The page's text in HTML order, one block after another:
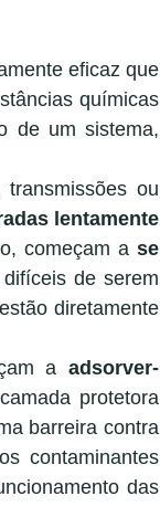
eficaz que
químicas
de um sistema,
ou
lentamente
começam a se
de serem
diretamente
a adsorver-
protetora
barreira contra
contaminantes
das